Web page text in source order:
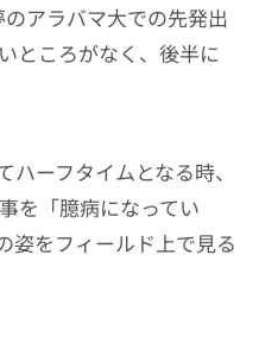
アラバマ大での先発出
ところがなく、後半に
ーフタイムとなる時、
を「臆病になってい
姿をフィールド上で見る